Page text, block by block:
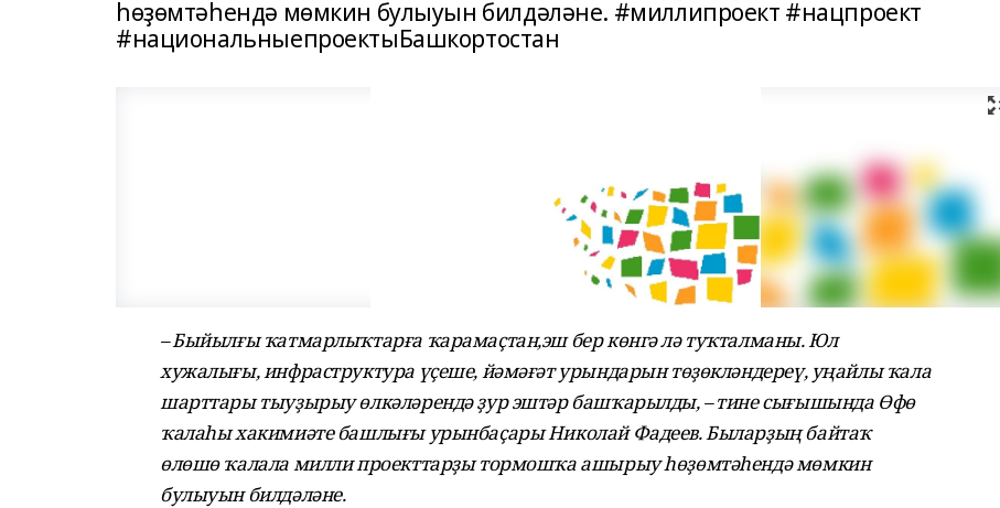
һөҙөмтәһендә мөмкин булыуын билдәләне. #миллипроект #нацпроект
#национальныепроектыБашкортостан
– Быйылғы ҡатмарлыҡтарға ҡарамаҫтан,эш бер көнгә лә туҡталманы. Юл
хужалығы, инфраструктура үҫеше, йәмәғәт урындарын төҙөкләндереү, уңайлы ҡала
шарттары тыуҙырыу өлкәләрендә ҙур эштәр башҡарылды, – тине сығышында Өфө
ҡалаһы хакимиәте башлығы урынбаҫары Николай Фадеев. Быларҙың байтаҡ
өлөшө ҡалала милли проекттарҙы тормошҡа ашырыу һөҙөмтәһендә мөмкин
булыуын билдәләне.